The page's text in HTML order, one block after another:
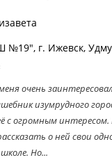
г. Ижевск,
очень
изумрудного
с огромным
о ней свои
Но...